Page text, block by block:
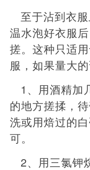
至于沾到衣
温水泡好衣服
搓。这种只适
服，如果量大
1、用酒精加
的地方搓揉，
洗或用焙过的
可。
2、用三氯钾